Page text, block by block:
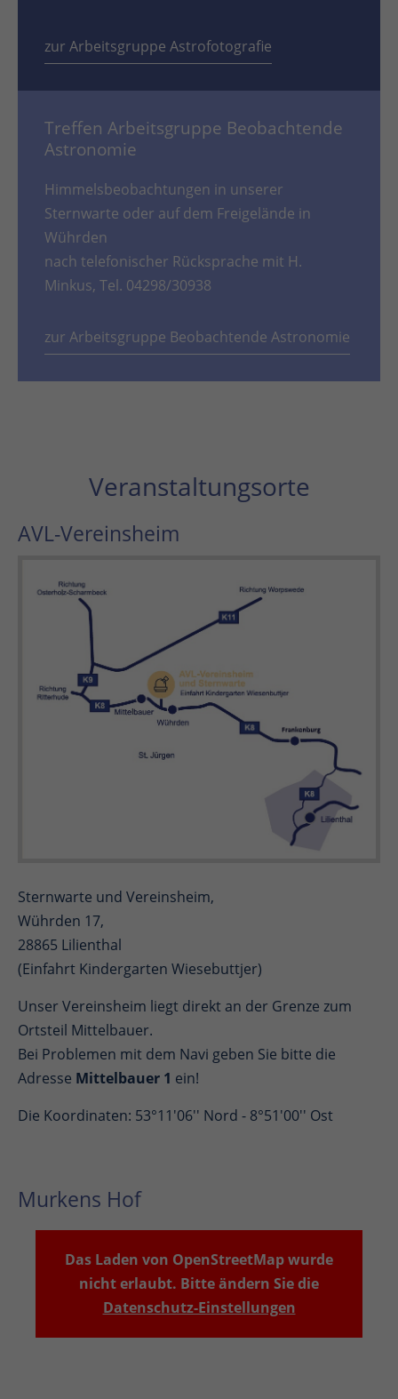
zur Arbeitsgruppe Astrofotografie
Treffen Arbeitsgruppe Beobachtende
Astronomie
Himmelsbeobachtungen in unserer
Sternwarte oder auf dem Freigelände in
Wührden
nach telefonischer Rücksprache mit H.
Minkus, Tel. 04298/30938
zur Arbeitsgruppe Beobachtende Astronomie
Veranstaltungsorte
AVL-Vereinsheim
Sternwarte und Vereinsheim,
Wührden 17,
28865 Lilienthal
(Einfahrt Kindergarten Wiesebuttjer)
Unser Vereinsheim liegt direkt an der Grenze zum
Ortsteil Mittelbauer.
Bei Problemen mit dem Navi geben Sie bitte die
Adresse Mittelbauer 1 ein!
Die Koordinaten: 53°11'06'' Nord - 8°51'00'' Ost
Murkens Hof
Das Laden von OpenStreetMap wurde
nicht erlaubt. Bitte ändern Sie die
Datenschutz-Einstellungen